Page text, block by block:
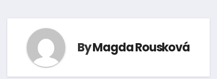
ByMagda Rousková